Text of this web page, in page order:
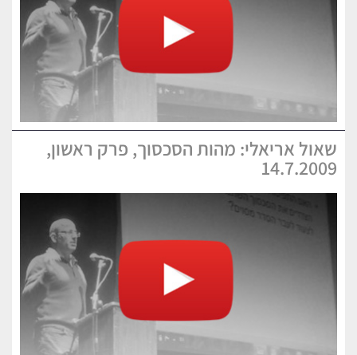
שאול אריאלי: מהות הסכסוך, פרק ראשון,
14.7.2009